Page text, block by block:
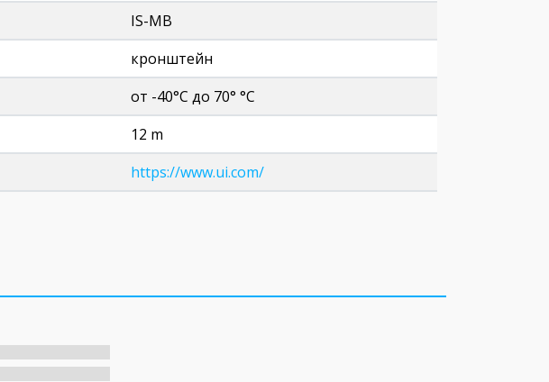
IS-MB
кронштейн
от -40°С до 70° °C
12 m
https://www.ui.com/